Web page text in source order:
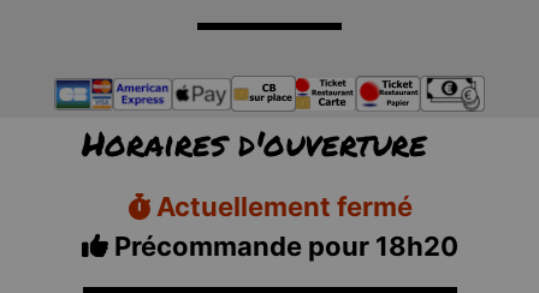
Horaires d'ouverture
Actuellement fermé
Précommande pour 18h20